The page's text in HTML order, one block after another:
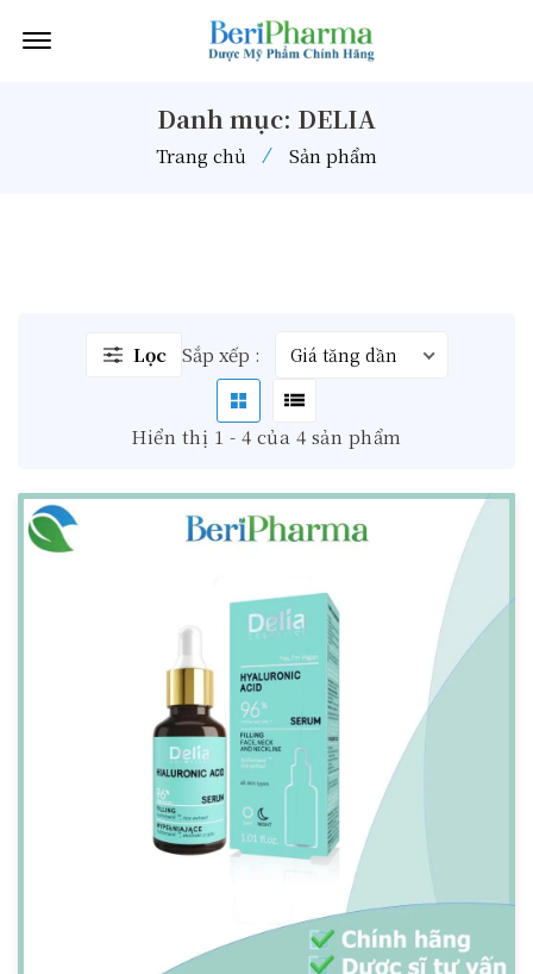
Offcanvas Menu Open
Danh mục: DELIA
Trang chủ Sản phẩm
Lọc Sắp xếp :
Hiển thị 1 - 4 của 4 sản phẩm